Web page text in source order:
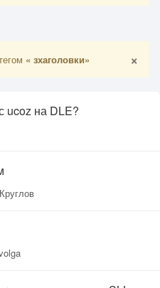
« зхаголовки» ×
ucoz на DLE?